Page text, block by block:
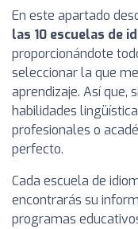
En este apartado
las 10 escuelas de
proporcionándote
seleccionar la que
aprendizaje. Así que,
habilidades
profesionales o
perfecto.
Cada escuela de
encontrarás su
programas